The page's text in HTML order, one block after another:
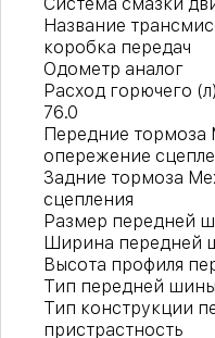
Название
коробка передач
Одометр аналог
Расход горючего
76.0
Передние тормоза
опережение
Задние тормоза
сцепления
Размер передней
Ширина передней
Высота профиля
Тип передней
Тип конструкции
пристрастность